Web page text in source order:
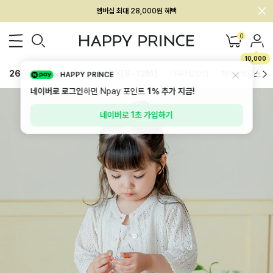
회원전용 아울렛, 가입하면 ~60% 할인!
멤버십 최대 28,000원 혜택 0
10,000
26SS 신상 BEST BABY[6~12M] 하의/레깅스
HAPPY PRINCE
네이버로 로그인하면 Npay 포인트1%추가 지급!
네이버로 1초 가입하기